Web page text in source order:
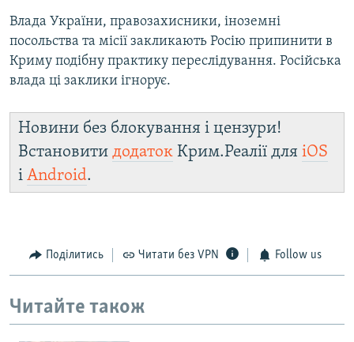
Влада України, правозахисники, іноземні
посольства та місії закликають Росію припинити в
Криму подібну практику переслідування. Російська
влада ці заклики ігнорує.
Новини без блокування і цензури!
Встановити додаток Крим.Реалії для iOS
і Android.
Поділитись Читати без VPN Follow us
Читайте також